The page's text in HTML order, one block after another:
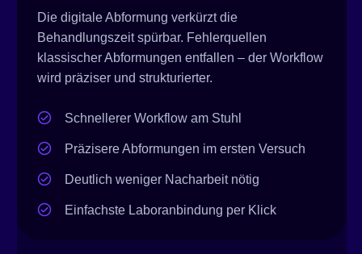
Die digitale Abformung verkürzt die
Behandlungszeit spürbar. Fehlerquellen
klassischer Abformungen entfallen – der Workflow
wird präziser und strukturierter.
Schnellerer Workflow am Stuhl
Präzisere Abformungen im ersten Versuch
Deutlich weniger Nacharbeit nötig
Einfachste Laboranbindung per Klick